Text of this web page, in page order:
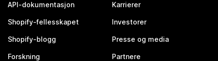
API-dokumentasjon
Shopify-fellesskapet
Shopify-blogg
Forskning
Karrierer
Investorer
Presse og media
Partnere